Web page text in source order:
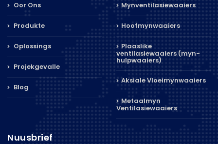
Oor Ons
Produkte
Oplossings
Projekgevalle
Blog
Mynventilasiewaaiers
Hoofmynwaaiers
Plaaslike
ventilasiewaaiers (myn-
hulpwaaiers)
Aksiale Vloeimynwaaiers
Metaalmyn
Ventilasiewaaiers
Nuusbrief